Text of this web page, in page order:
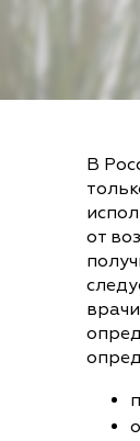
В
от